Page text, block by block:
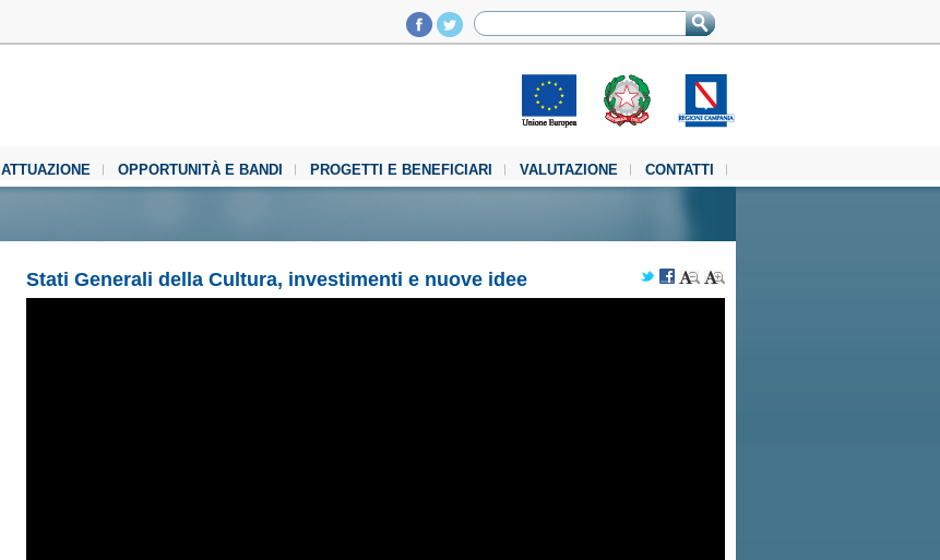
ATTUAZIONE OPPORTUNITÀ E BANDI PROGETTI E BENEFICIARI VALUTAZIONE
CONTATTI
Stati Generali della Cultura, investimenti e nuove idee